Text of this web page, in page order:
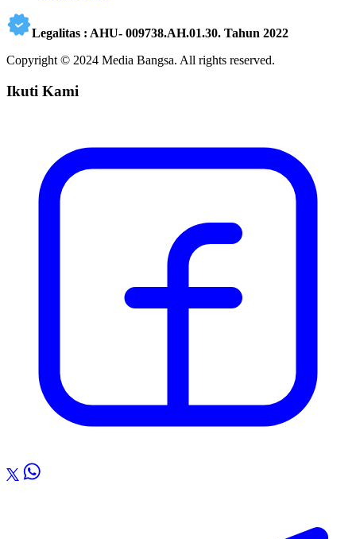
Legalitas : AHU- 009738.AH.01.30. Tahun 2022
Copyright © 2024 Media Bangsa. All rights reserved.
Ikuti Kami